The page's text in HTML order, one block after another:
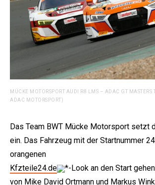
MÜCKE MOTORSPORT AUDI R8 LMS – ADAC GT MASTERS
ADAC MOTORSPORT)
Das Team BWT Mücke Motorsport setzt
ein. Das Fahrzeug mit der Startnummer
orangenen
Kfzteile24.de
*-Look an den Start
von Mike David Ortmann und Markus